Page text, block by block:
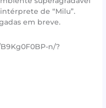
de “Milu”.
em breve.
n/?